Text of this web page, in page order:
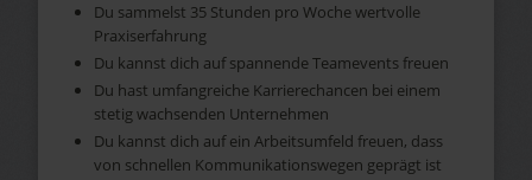
Du sammelst 35 Stunden pro Woche wertvolle
Praxiserfahrung
Du kannst dich auf spannende Teamevents freuen
Du hast umfangreiche Karrierechancen bei einem
stetig wachsenden Unternehmen
Du kannst dich auf ein Arbeitsumfeld freuen, dass
von schnellen Kommunikationswegen geprägt ist